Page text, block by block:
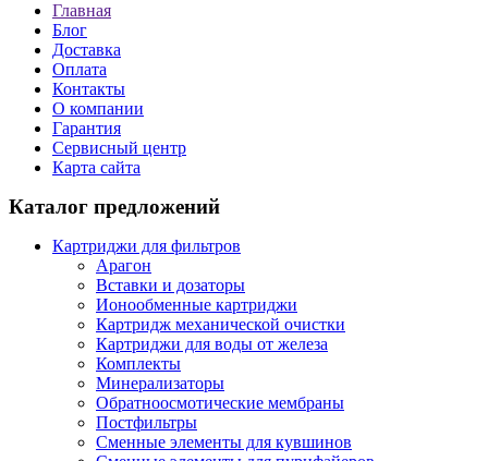
Главная
Блог
Доставка
Оплата
Контакты
О компании
Гарантия
Сервисный центр
Карта сайта
Каталог предложений
Картриджи для фильтров
Арагон
Вставки и дозаторы
Ионообменные картриджи
Картридж механической очистки
Картриджи для воды от железа
Комплекты
Минерализаторы
Обратноосмотические мембраны
Постфильтры
Сменные элементы для кувшинов